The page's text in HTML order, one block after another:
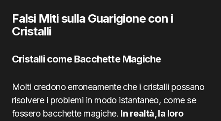
Falsi Miti sulla Guarigione con i
Cristalli
Cristalli come Bacchette Magiche
Molti credono erroneamente che i cristalli possano
risolvere i problemi in modo istantaneo, come se
fossero bacchette magiche. In realtà, la loro